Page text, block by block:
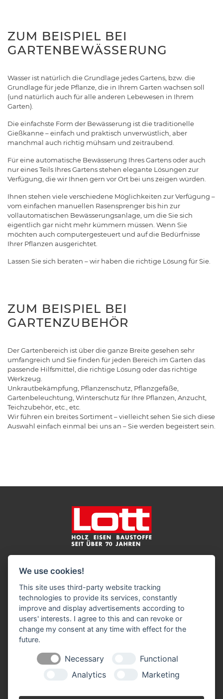
ZUM BEISPIEL BEI
GARTENBEWÄSSERUNG
Wasser ist natürlich die Grundlage jedes Gartens, bzw. die
Grundlage für jede Pflanze, die in Ihrem Garten wachsen soll
(und natürlich auch für alle anderen Lebewesen in Ihrem
Garten).
Die einfachste Form der Bewässerung ist die traditionelle
Gießkanne – einfach und praktisch unverwüstlich, aber
manchmal auch richtig mühsam und zeitraubend.
Für eine automatische Bewässerung Ihres Gartens oder auch
nur eines Teils Ihres Gartens stehen elegante Lösungen zur
Verfügung, die wir Ihnen gern vor Ort bei uns zeigen würden.
Ihnen stehen viele verschiedene Möglichkeiten zur Verfügung –
vom einfachen manuellen Rasensprenger bis hin zur
vollautomatischen Bewässerungsanlage, um die Sie sich
eigentlich gar nicht mehr kümmern müssen. Wenn Sie
möchten auch computergesteuert und auf die Bedürfnisse
Ihrer Pflanzen ausgerichtet.
Lassen Sie sich beraten – wir haben die richtige Lösung für Sie.
ZUM BEISPIEL BEI
GARTENZUBEHÖR
Der Gartenbereich ist über die ganze Breite gesehen sehr
umfangreich und Sie finden für jeden Bereich im Garten das
passende Hilfsmittel, die richtige Lösung oder das richtige
Werkzeug.
Unkrautbekämpfung, Pflanzenschutz, Pflanzgefäße,
Gartenbeleuchtung, Winterschutz für Ihre Pflanzen, Anzucht,
Teichzubehör, etc., etc.
Wir führen ein breites Sortiment – vielleicht sehen Sie sich diese
Auswahl einfach einmal bei uns an – Sie werden begeistert sein.
Cookie-Einstellungen ändern
Harry Lott Baustoffe GmbH
Holz Eisen Baustoffe
Volksdorfer Weg 194
22393 Hamburg
Telefax: 0 40 / 60 17 60 0
We use cookies!
This site uses third-party website tracking
technologies to provide its services, constantly
improve and display advertisements according to
users' interests. I agree to this and can revoke or
change my consent at any time with effect for the
future.
Necessary
Functional
Analytics
Marketing